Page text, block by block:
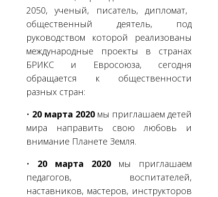
2050, ученый, писатель, дипломат,
общественный деятель, под
руководством которой реализованы
международные проекты в странах
БРИКС и Евросоюза, сегодня
обращается к общественности
разных стран:
• 20 марта 2020 мы приглашаем детей
мира направить свою любовь и
внимание Планете Земля.
• 20 марта 2020 мы приглашаем
педагогов, воспитателей,
наставников, мастеров, инструкторов